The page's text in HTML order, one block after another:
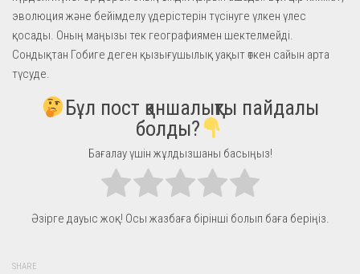
эволюция және бейімделу үдерістерін түсінуге үлкен үлес
қосады. Оның маңызы тек географиямен шектелмейді.
Сондықтан Гобиге деген қызығушылық уақыт өткен сайын арта
түсуде.
Бұл пост қаншалықты пайдалы
болды?
Бағалау үшін жұлдызшаны басыңыз!
Әзірге дауыс жоқ! Осы жазбаға бірінші болып баға беріңіз.
SHARE